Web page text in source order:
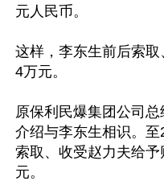
元人民币。
这样，李东生前后索
4万元。
原保利民爆集团公司
介绍与李东生相识。
索取、收受赵力夫给
元。